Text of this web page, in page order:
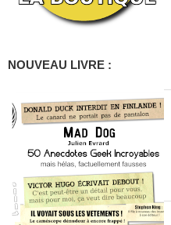
NOUVEAU LIVRE :